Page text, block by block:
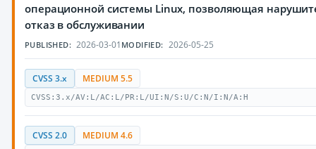
операционной системы Linux, позволяющая
отказ в обслуживании
PUBLISHED: 2026-03-01 MODIFIED: 2026-05-25
CVSS 3.x MEDIUM 5.5
CVSS:3.x/AV:L/AC:L/PR:L/UI:N/S:U/C:N/I:N/A:H
CVSS 2.0 MEDIUM 4.6